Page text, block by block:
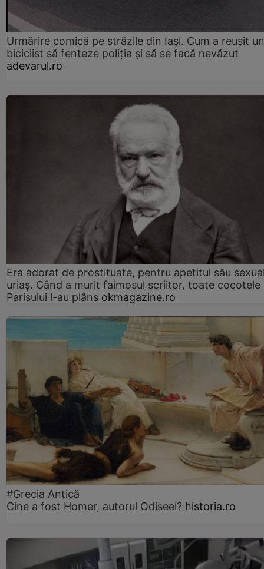
Urmărire comică pe străzile din Iași. Cum a reușit un
biciclist să fenteze poliția și să se facă nevăzut
adevarul.ro
Era adorat de prostituate, pentru apetitul său
uriaș. Când a murit faimosul scriitor, toate cocotele
Parisului l-au plâns okmagazine.ro
#Grecia Antică
Cine a fost Homer, autorul Odiseei? historia.ro